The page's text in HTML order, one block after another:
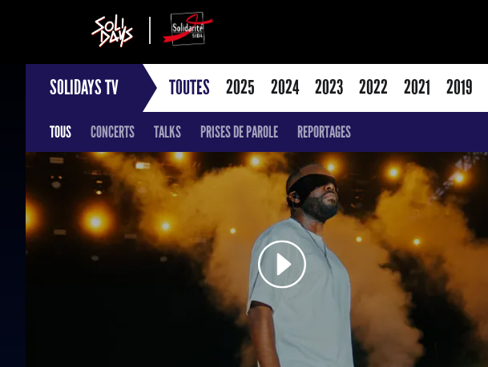
SOLIDAYS TV TOUTES 2025 2024 2023 2022 2021 2019
TOUS CONCERTS TALKS PRISES DE PAROLE REPORTAGES